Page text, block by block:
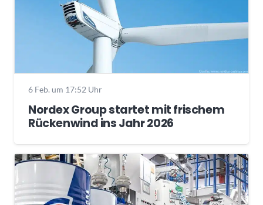
6 Feb. um 17:52 Uhr
Nordex Group startet mit frischem
Rückenwind ins Jahr 2026